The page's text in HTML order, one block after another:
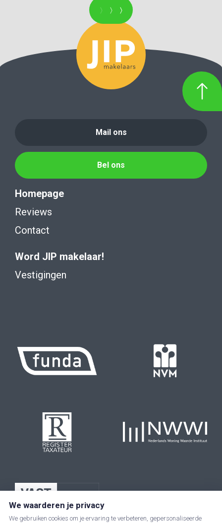
Mail ons
Bel ons
Homepage
Reviews
Contact
Word JIP makelaar!
Vestigingen
We waarderen je privacy
We gebruiken cookies om je ervaring te verbeteren, gepersonaliseerde